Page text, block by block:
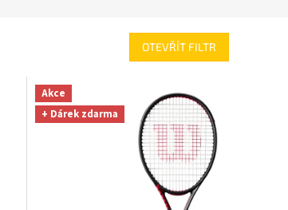
OTEVŘÍT FILTR
Akce
+ Dárek zdarma